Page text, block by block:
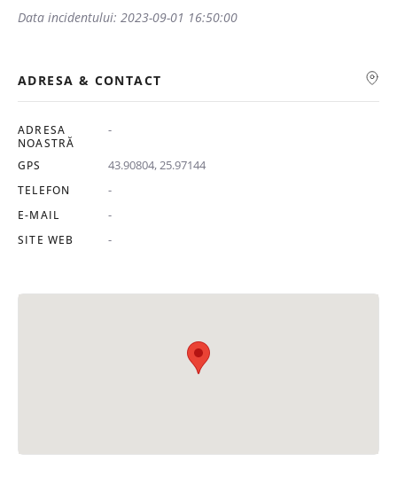
Data incidentului: 2023-09-01 16:50:00
ADRESA & CONTACT
ADRESA
NOASTRĂ
-
GPS 43.90804, 25.97144
TELEFON -
E-MAIL -
SITE WEB -